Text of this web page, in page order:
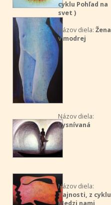
cyklu Pohľad na
svet )
Názov diela: Žena
v modrej
Názov diela:
Vysnívaná
Názov diela:
Tajnosti, z cyklu
Medzi nami